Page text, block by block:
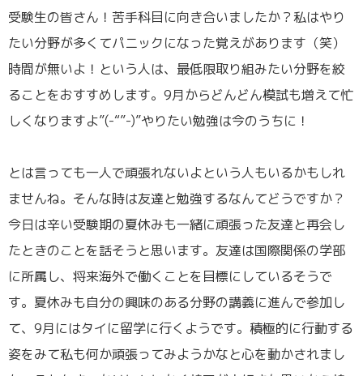
受験生の皆さん！苦手科目に向き合いましたか？私はやり
たい分野が多くてパニックになった覚えがあります（笑）
時間が無いよ！という人は、最低限取り組みたい分野を絞
ることをおすすめします。9月からどんどん模試も増えて忙
しくなりますよ”(-“”-)”やりたい勉強は今のうちに！
とは言っても一人で頑張れないよという人もいるかもしれ
ませんね。そんな時は友達と勉強するなんてどうですか？
今日は辛い受験期の夏休みも一緒に頑張った友達と再会し
たときのことを話そうと思います。友達は国際関係の学部
に所属し、将来海外で働くことを目標にしているそうで
す。夏休みも自分の興味のある分野の講義に進んで参加し
て、9月にはタイに留学に行くようです。積極的に行動する
姿をみて私も何か頑張ってみようかなと心を動かされまし